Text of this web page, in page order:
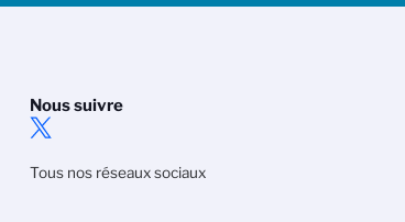
Nous suivre
Tous nos réseaux sociaux